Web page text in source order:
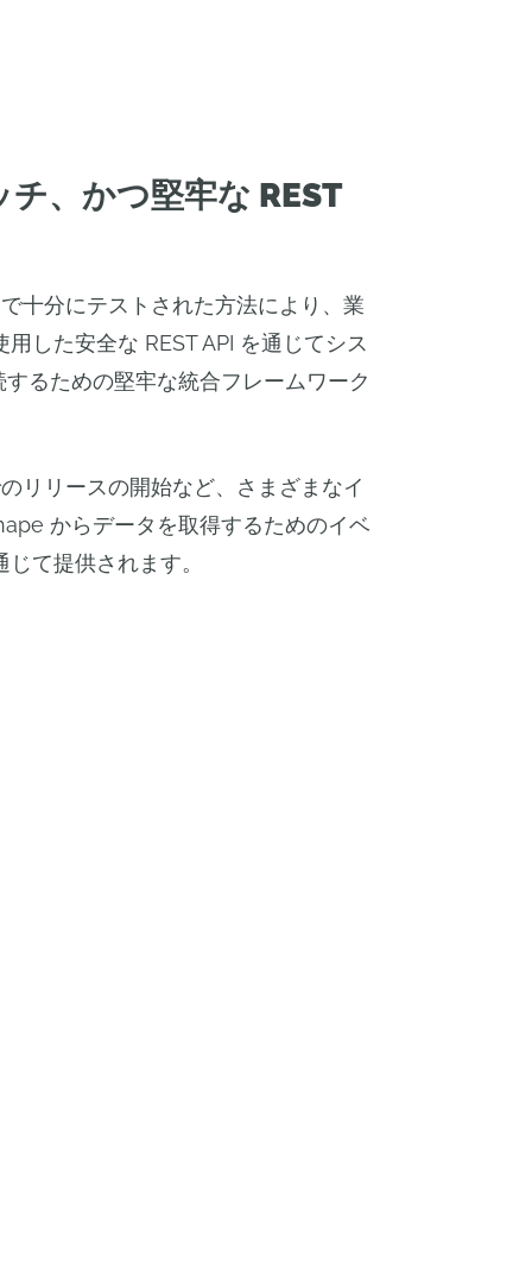
、かつ堅牢な REST
十分にテストされた方法により、業
した安全な REST API を通じてシス
るための堅牢な統合フレームワーク
リリースの開始など、さまざまなイ
からデータを取得するためのイベ
て提供されます。